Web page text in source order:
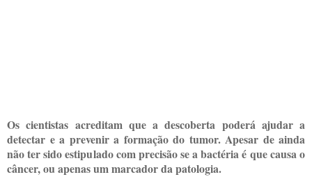
Os cientistas acreditam que a descoberta poderá ajudar a
detectar e a prevenir a formação do tumor. Apesar de ainda
não ter sido estipulado com precisão se a bactéria é que causa o
câncer, ou apenas um marcador da patologia.